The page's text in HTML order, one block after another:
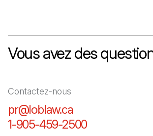
Vous avez des
Contactez-nous
pr@loblaw.ca
1-905-459-2500